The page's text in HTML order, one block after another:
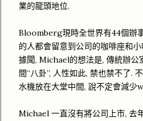
業的龍頭地位.
Bloomberg現時全世界有44個辦
的人都會留意到公司的咖啡座和
據聞, Michael的想法是, 傳統辦公
間“八卦”, 人性如此, 禁也禁不了.
水機放在大堂中間, 說不定會減
Michael 一直沒有將公司上市, 去